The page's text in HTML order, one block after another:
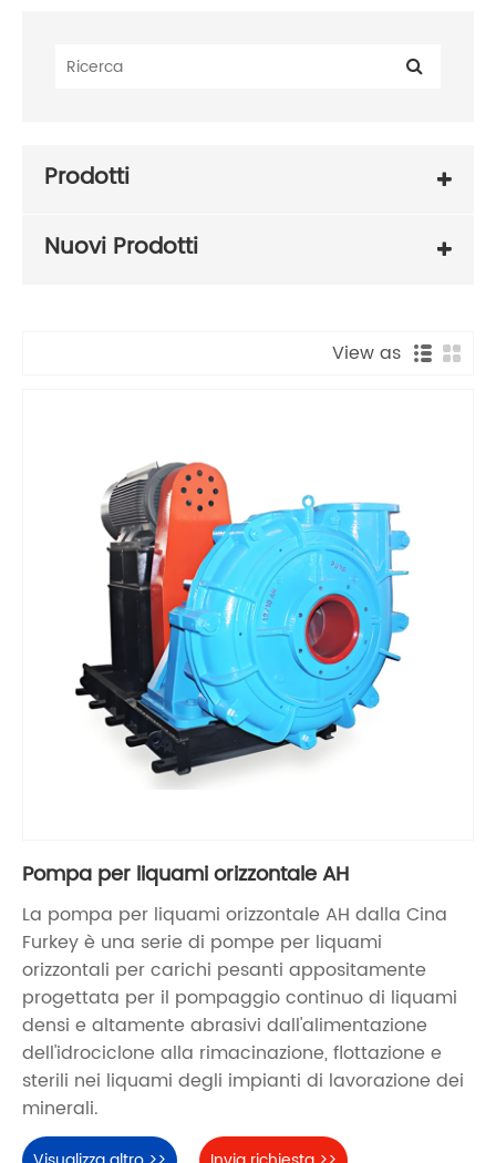
Prodotti
Nuovi Prodotti
View as
Pompa per liquami orizzontale AH
La pompa per liquami orizzontale AH dalla Cina
Furkey è una serie di pompe per liquami
orizzontali per carichi pesanti appositamente
progettata per il pompaggio continuo di liquami
densi e altamente abrasivi dall'alimentazione
dell'idrociclone alla rimacinazione, flottazione e
sterili nei liquami degli impianti di lavorazione dei
minerali.